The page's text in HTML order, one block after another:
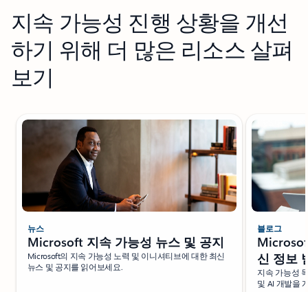
지속 가능성 진행 상황을 개선
하기 위해 더 많은 리소스 살펴
보기
슬라이드 1/3 표시
뉴스
Microsoft 지속 가능성 뉴스 및 공지
Microsoft의 지속 가능성 노력 및 이니셔티브에 대한 최신
뉴스 및 공지를 읽어보세요.
블로그
신 정보
지속 가능성
및 AI 개발을